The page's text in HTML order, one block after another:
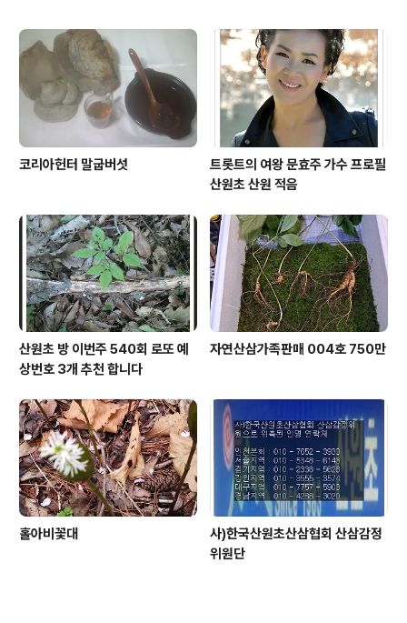
코리아헌터 말굽버섯
트롯트의 여왕 문효주 가수 프로필
산원초 산원 적음
산원초 방 이번주 540회 로또 예
상번호 3개 추천 합니다
자연산삼가족판매 004호 750만
홀아비꽃대
사)한국산원초산삼협회 산삼감정
위원단